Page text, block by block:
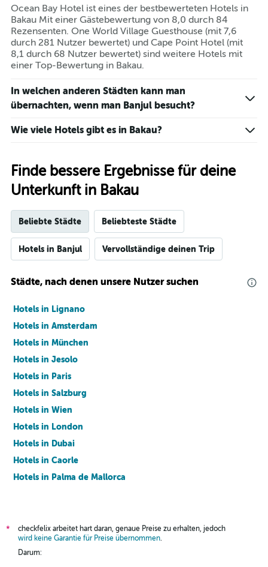
Ocean Bay Hotel ist eines der bestbewerteten Hotels in
Bakau Mit einer Gästebewertung von 8,0 durch 84
Rezensenten. One World Village Guesthouse (mit 7,6
durch 281 Nutzer bewertet) und Cape Point Hotel (mit
8,1 durch 68 Nutzer bewertet) sind weitere Hotels mit
einer Top-Bewertung in Bakau.
In welchen anderen Städten kann man
übernachten, wenn man Banjul besucht?
Wie viele Hotels gibt es in Bakau?
Finde bessere Ergebnisse für deine
Unterkunft in Bakau
Beliebte Städte Beliebteste Städte
Hotels in Banjul Vervollständige deinen Trip
Städte, nach denen unsere Nutzer suchen
Hotels in Lignano
Hotels in Amsterdam
Hotels in München
Hotels in Jesolo
Hotels in Paris
Hotels in Salzburg
Hotels in Wien
Hotels in London
Hotels in Dubai
Hotels in Caorle
Hotels in Palma de Mallorca
*
checkfelix arbeitet hart daran, genaue Preise zu erhalten, jedoch
wird keine Garantie für Preise übernommen.
Darum: